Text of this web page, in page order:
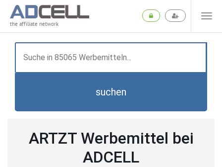
the affiliate network
suchen
ARTZT Werbemittel bei
ADCELL